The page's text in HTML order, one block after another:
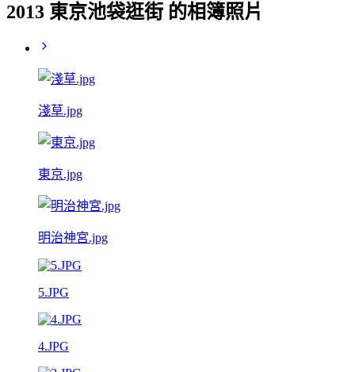
2013 東京池袋逛街 的相簿照片
淺草.jpg
東京.jpg
明治神宮.jpg
5.JPG
4.JPG